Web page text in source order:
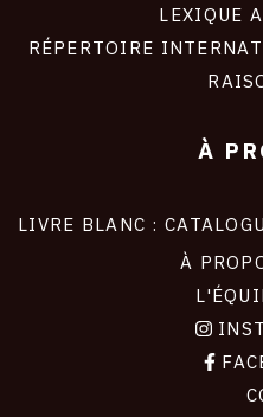
LEXIQUE
RÉPERTOIRE
À
LIVRE BLANC :
À